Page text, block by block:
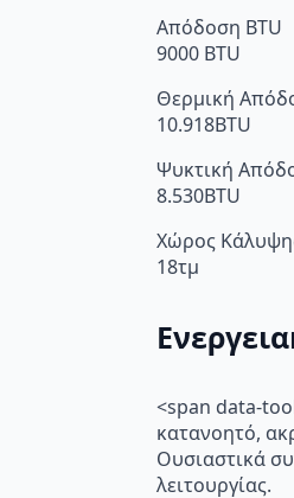
Απόδοση BTU
9000 BTU
Θερμική
10.918BTU
Ψυκτική
8.530BTU
Χώρος
18τμ
<span data-
κατανοητό,
Ουσιαστικά
λειτουργίας.